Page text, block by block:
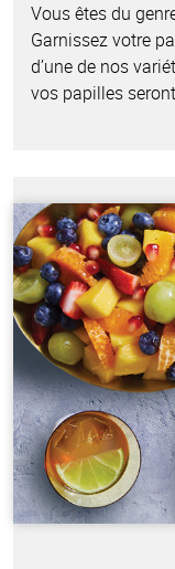
Vous êtes du
Garnissez votre
d’une de nos
vos papilles